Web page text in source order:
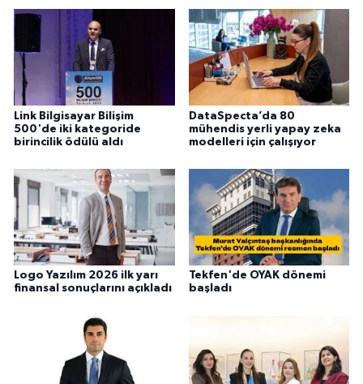
Link Bilgisayar Bilişim
500'de iki kategoride
birincilik ödülü aldı
DataSpecta’da 80
mühendis yerli yapay zeka
modelleri için çalışıyor
Logo Yazılım 2026 ilk yarı
finansal sonuçlarını açıkladı
Tekfen'de OYAK dönemi
başladı